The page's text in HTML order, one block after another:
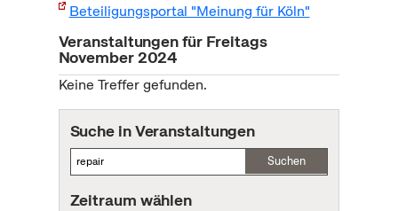
Beteiligungsportal "Meinung für Köln"
Veranstaltungen für Freitags
November 2024
Keine Treffer gefunden.
Suche in Veranstaltungen
Suchen
Zeitraum wählen